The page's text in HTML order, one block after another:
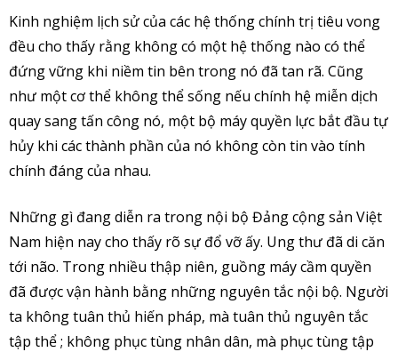
Kinh nghiệm lịch sử của các hệ thống chính trị tiêu vong
đều cho thấy rằng không có một hệ thống nào có thể
đứng vững khi niềm tin bên trong nó đã tan rã. Cũng
như một cơ thể không thể sống nếu chính hệ miễn dịch
quay sang tấn công nó, một bộ máy quyền lực bắt đầu tự
hủy khi các thành phần của nó không còn tin vào tính
chính đáng của nhau.
Những gì đang diễn ra trong nội bộ Đảng cộng sản Việt
Nam hiện nay cho thấy rõ sự đổ vỡ ấy. Ung thư đã di căn
tới não. Trong nhiều thập niên, guồng máy cầm quyền
đã được vận hành bằng những nguyên tắc nội bộ. Người
ta không tuân thủ hiến pháp, mà tuân thủ nguyên tắc
tập thể ; không phục tùng nhân dân, mà phục tùng tập